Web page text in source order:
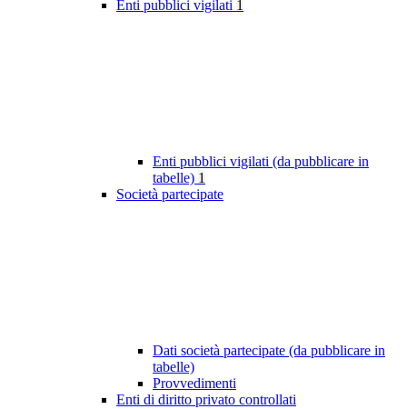
Enti pubblici vigilati 1
Enti pubblici vigilati (da pubblicare in
tabelle) 1
Società partecipate
Dati società partecipate (da pubblicare in
tabelle)
Provvedimenti
Enti di diritto privato controllati